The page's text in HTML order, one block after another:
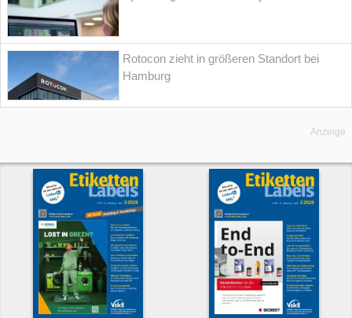
Rotocon zieht in größeren Standort bei
Hamburg
Anzeige